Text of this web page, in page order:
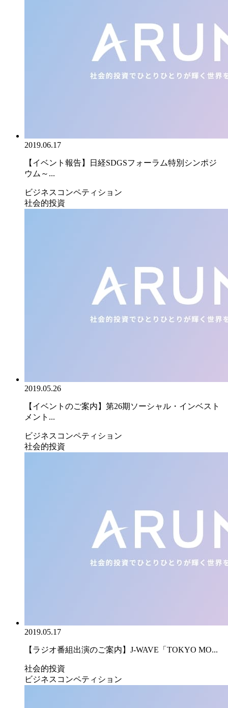
2019.06.17
【イベント報告】日経SDGSフォーラム特別シンポジ
ウム～...
ビジネスコンペティション
社会的投資
2019.05.26
【イベントのご案内】第26期ソーシャル・インベスト
メント...
ビジネスコンペティション
社会的投資
2019.05.17
【ラジオ番組出演のご案内】J-WAVE「TOKYO MO...
社会的投資
ビジネスコンペティション